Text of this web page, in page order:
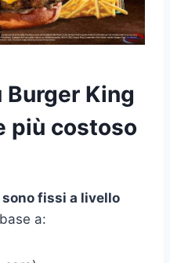
Burger King
più costoso
sono fissi a livello
a: